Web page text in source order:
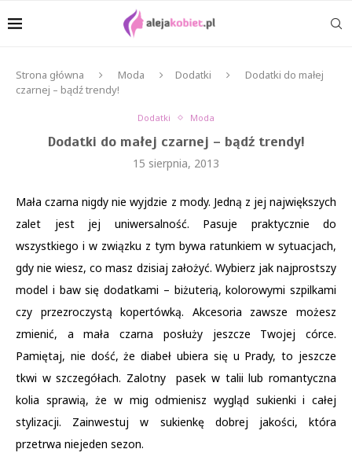
Strona główna Moda Dodatki
Dodatki do małej
czarnej – bądź trendy!
Dodatki Moda
Dodatki do małej czarnej – bądź trendy!
15 sierpnia, 2013
Mała czarna nigdy nie wyjdzie z mody. Jedną z jej największych
zalet jest jej uniwersalność. Pasuje praktycznie do
wszystkiego i w związku z tym bywa ratunkiem w sytuacjach,
gdy nie wiesz, co masz dzisiaj założyć. Wybierz jak najprostszy
model i baw się dodatkami – biżuterią, kolorowymi szpilkami
czy przezroczystą kopertówką. Akcesoria zawsze możesz
zmienić, a mała czarna posłuży jeszcze Twojej córce.
Pamiętaj, nie dość, że diabeł ubiera się u Prady, to jeszcze
tkwi w szczegółach. Zalotny pasek w talii lub romantyczna
kolia sprawią, że w mig odmienisz wygląd sukienki i całej
stylizacji. Zainwestuj w sukienkę dobrej jakości, która
przetrwa niejeden sezon.